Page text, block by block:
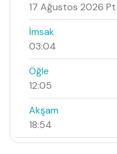
17 Ağustos 2026 Pt
İmsak
03:04
Öğle
12:05
Akşam
18:54